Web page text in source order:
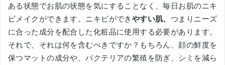
ある状態でお肌の状態を気にすることなく、毎日お肌のニキ
ビメイクができます。ニキビができ やすい肌、 つまりニーズ
に合った成分を配合した化粧品に使用する必要があります。
それで、それは何を含むべきですか？ もちろん、顔の鮮度を
保つマットの成分や、バクテリアの繁殖を防ぎ、シミを減ら